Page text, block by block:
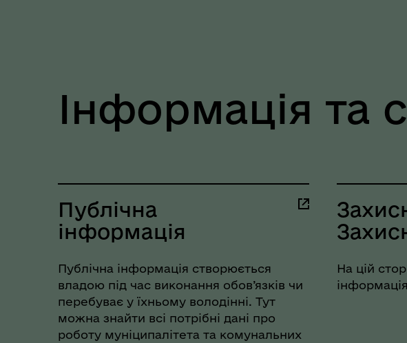
єВідновлення
Кобеляцької громади
Інформація та
Публічна
інформація
Публічна інформація створюється
владою під час виконання обов’язків чи
перебуває у їхньому володінні. Тут
можна знайти всі потрібні дані про
роботу муніципалітета та комунальних
На цій